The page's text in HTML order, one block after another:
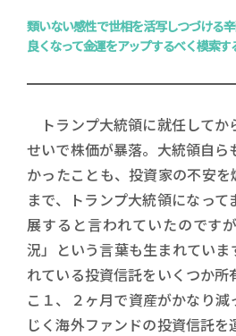
類いない感性で世相を活写しつづける
良くなって金運をアップするべく模索す
トランプ大統領に就任してか
せいで株価が暴落。大統領自ら
かったことも、投資家の不安
まで、トランプ大統領になっ
展すると言われていたのです
況」という言葉も生まれていま
れている投資信託をいくつか所
こ１、２ヶ月で資産がかなり
じく海外ファンドの投資信託